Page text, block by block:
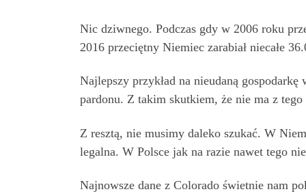
Nic dziwnego. Podczas gdy w 2006 roku
2016 przeciętny Niemiec zarabiał niecałe
Najlepszy przykład na nieudaną
pardonu. Z takim skutkiem, że nie ma z tego
Z resztą, nie musimy daleko szukać. W
legalna. W Polsce jak na razie nawet tego
Najnowsze dane z Colorado świetnie nam